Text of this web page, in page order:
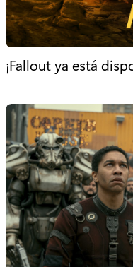
¡Fallout ya está